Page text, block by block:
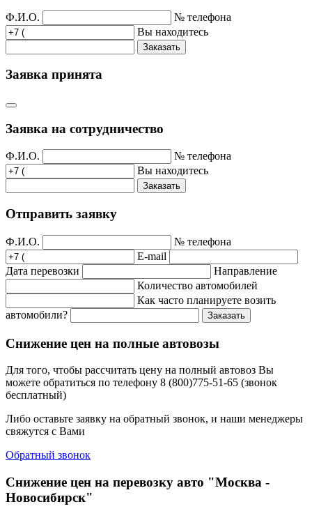
Ф.И.О.
№ телефона
Вы находитесь
Заказать
Заявка принята
Заявка на сотрудничество
Ф.И.О.
№ телефона
Вы находитесь
Заказать
Отправить заявку
Ф.И.О.
№ телефона
E-mail
Дата перевозки
Направление
Количество автомобилей
Как часто планируете возить
автомобили?
Заказать
Снижение цен на полные автовозы
Для того, чтобы рассчитать цену на полный автовоз Вы
можете обратиться по телефону 8 (800)775-51-65 (звонок
бесплатный)
Либо оставьте заявку на обратный звонок, и наши менеджеры
свяжутся с Вами
Обратный звонок
Снижение цен на перевозку авто "Москва -
Новосибирск"